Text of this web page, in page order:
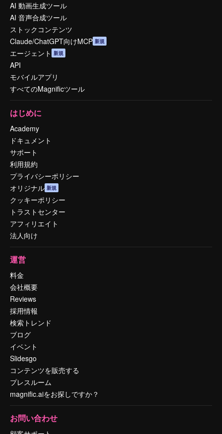
AI 動画生成ツール
AI 音声合成ツール
ストックコンテンツ
Claude/ChatGPT向けMCP 新規
エージェント 新規
API
モバイルアプリ
すべてのMagnificツール
はじめに
Academy
ドキュメント
サポート
利用規約
プライバシーポリシー
オリジナル 新規
クッキーポリシー
トラストセンター
アフィリエイト
法人向け
運営
料金
会社概要
Reviews
採用情報
検索トレンド
ブログ
イベント
Slidesgo
コンテンツを販売する
プレスルーム
magnific.aiをお探しですか？
お問い合わせ